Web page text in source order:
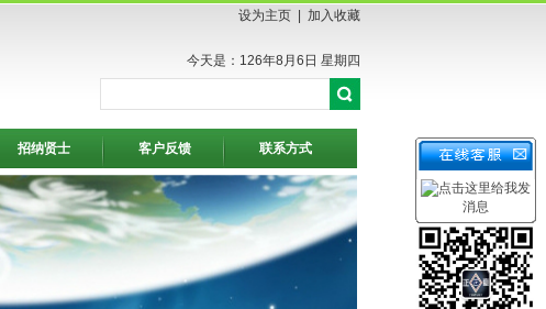
设为主页| 加入收藏
今天是：126年8月6日 星期四
招纳贤士 客户反馈 联系方式